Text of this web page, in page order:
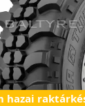
7 nap alatt
hazai